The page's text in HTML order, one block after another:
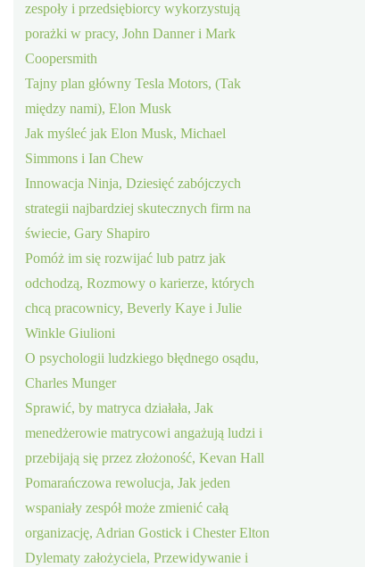
zespoły i przedsiębiorcy wykorzystują
porażki w pracy, John Danner i Mark
Coopersmith
Tajny plan główny Tesla Motors, (Tak
między nami), Elon Musk
Jak myśleć jak Elon Musk, Michael
Simmons i Ian Chew
Innowacja Ninja, Dziesięć zabójczych
strategii najbardziej skutecznych firm na
świecie, Gary Shapiro
Pomóż im się rozwijać lub patrz jak
odchodzą, Rozmowy o karierze, których
chcą pracownicy, Beverly Kaye i Julie
Winkle Giulioni
O psychologii ludzkiego błędnego osądu,
Charles Munger
Sprawić, by matryca działała, Jak
menedżerowie matrycowi angażują ludzi i
przebijają się przez złożoność, Kevan Hall
Pomarańczowa rewolucja, Jak jeden
wspaniały zespół może zmienić całą
organizację, Adrian Gostick i Chester Elton
Dylematy założyciela, Przewidywanie i